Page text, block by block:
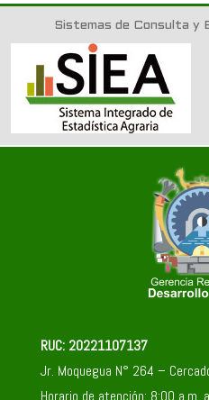
Sistemas de Consulta y
RUC: 20221107137
Jr. Moquegua N° 264 –
Horario de atención: 8:00 a.m.